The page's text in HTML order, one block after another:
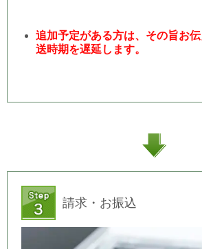
追加予定がある方は、その旨お
送時期を遅延します。
請求・お振込